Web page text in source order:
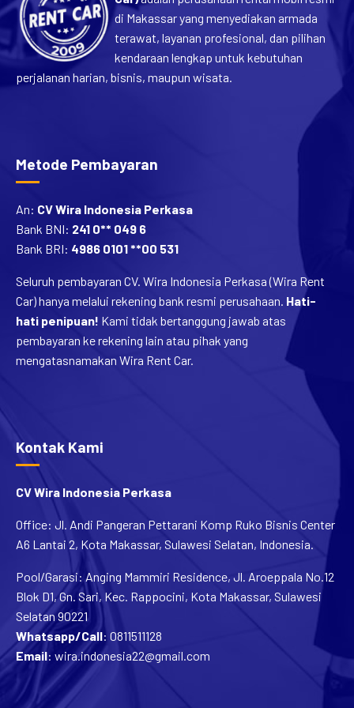
di Makassar yang menyediakan armada
terawat, layanan profesional, dan pilihan
kendaraan lengkap untuk kebutuhan
perjalanan harian, bisnis, maupun wisata.
Bank BNI:241 0** 049 6
Bank BRI: 4986 0101 **00 531
Seluruh pembayaran CV. Wira Indonesia Perkasa (Wira Rent
Car) hanya melalui rekening bank resmi perusahaan.Hati-
hati penipuan!Kami tidak bertanggung jawab atas
pembayaran ke rekening lain atau pihak yang
mengatasnamakan Wira Rent Car.
Kontak Kami
CV Wira Indonesia Perkasa
Office: Jl. Andi Pangeran Pettarani Komp Ruko Bisnis Center
A6 Lantai 2, Kota Makassar, Sulawesi Selatan, Indonesia.
Blok D1, Gn. Sari, Kec. Rappocini, Kota Makassar, Sulawesi
Selatan 90221
Whatsapp/Call
Email:wira.indonesia22@gmail.com